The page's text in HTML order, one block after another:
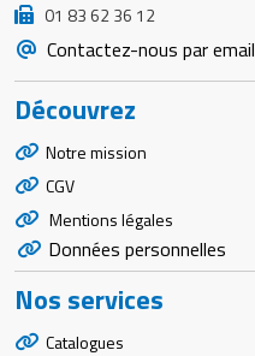
01 83 62 36 12
Contactez-nous par email
Découvrez
Notre mission
CGV
Mentions légales
Données personnelles
Nos services
Catalogues